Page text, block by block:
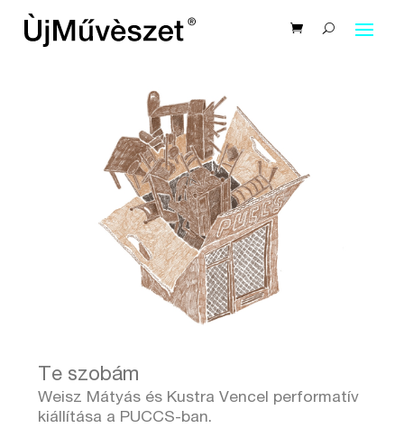
Te szobám
Weisz Mátyás és Kustra Vencel performatív
kiállítása a PUCCS-ban.